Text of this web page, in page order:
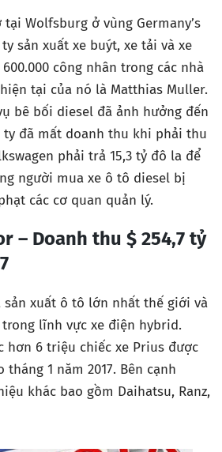
Wolfsburg ở vùng Germany’s
ty sản xuất xe buýt, xe tải và xe
công nhân trong các nhà
tại của nó là Matthias Muller.
bê bối diesel đã ảnh hưởng đến
ty đã mất doanh thu khi phải thu
phải trả 15,3 tỷ đô la để
người mua xe ô tô diesel bị
các cơ quan quản lý.
– Doanh thu $ 254,7 tỷ
sản xuất ô tô lớn nhất thế giới và
lĩnh vực xe điện hybrid.
hơn 6 triệu chiếc xe Prius được
1 năm 2017. Bên cạnh
khác bao gồm Daihatsu, Ranz,